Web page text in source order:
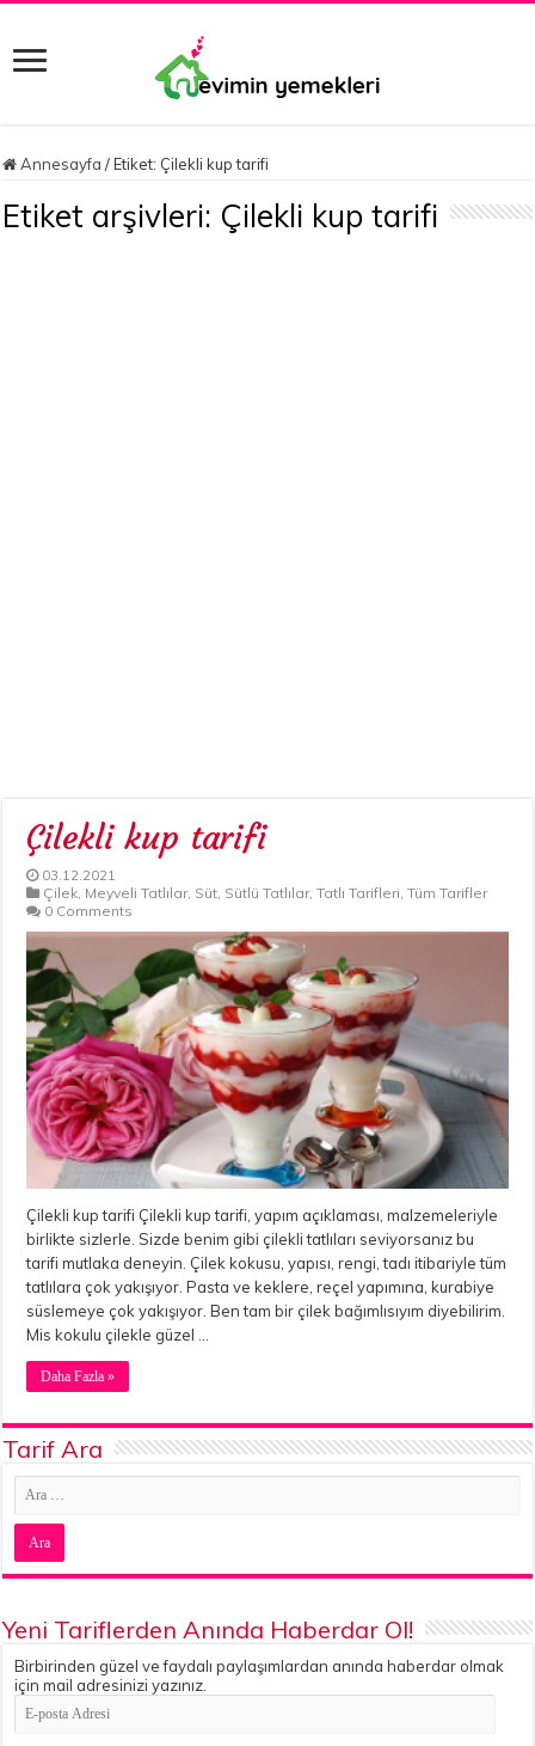
Annesayfa / Etiket: Çilekli kup tarifi
Etiket arşivleri: Çilekli kup tarifi
Çilekli kup tarifi
03.12.2021
Çilek, Meyveli Tatlılar, Süt, Sütlü Tatlılar,Tatlı Tarifleri,Tüm Tarifler
0 Comments
Çilekli kup tarifi Çilekli kup tarifi, yapım açıklaması, malzemeleriyle
birlikte sizlerle. Sizde benim gibi çilekli tatlıları seviyorsanız bu
tarifi mutlaka deneyin. Çilek kokusu, yapısı, rengi, tadı itibariyle tüm
tatlılara çok yakışıyor. Pasta ve keklere, reçel yapımına, kurabiye
süslemeye çok yakışıyor. Ben tam bir çilek bağımlısıyım diyebilirim.
Mis kokulu çilekle güzel …
Daha Fazla »
Tarif Ara
Yeni Tariflerden Anında Haberdar Ol!
Birbirinden güzel ve faydalı paylaşımlardan anında haberdar olmak
için mail adresinizi yazınız.
E-
posta